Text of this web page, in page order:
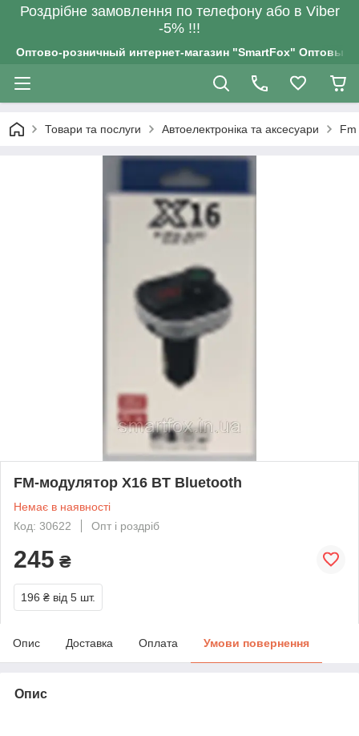
Роздрiбне замовлення по телефону або в Viber
-5% !!!
Оптово-розничный интернет-магазин "SmartFox" Оптовым
Товари та послуги Автоелектроніка та аксесуари
FM-модулятор X16 BT Bluetooth
Немає в наявності
Код: 30622
Опт і роздріб
245 ₴
196 ₴ від 5 шт.
Опис Доставка Оплата Умови повернення
Опис